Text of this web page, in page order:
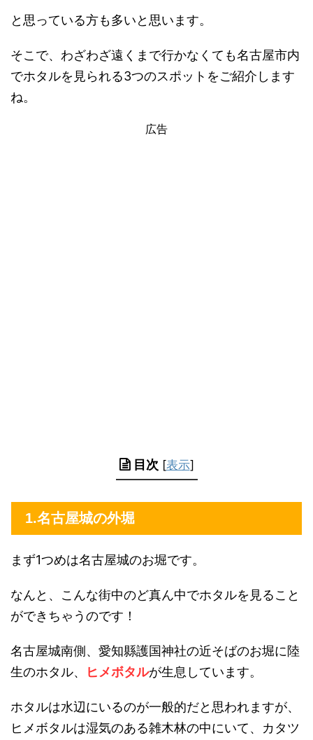
と思っている方も多いと思います。
そこで、わざわざ遠くまで行かなくても名古屋市内
でホタルを見られる3つのスポットをご紹介します
ね。
広告
目次 [表示]
1.名古屋城の外堀
まず1つめは名古屋城のお堀です。
なんと、こんな街中のど真ん中でホタルを見ること
ができちゃうのです！
名古屋城南側、愛知縣護国神社の近そばのお堀に陸
生のホタル、
ヒメボタルが生息しています。
ホタルは水辺にいるのが一般的だと思われますが、
ヒメボタルは湿気のある雑木林の中にいて、カタツ